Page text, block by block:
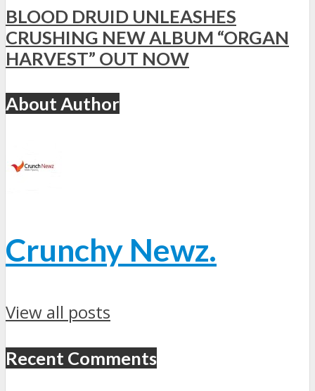
BLOOD DRUID UNLEASHES
CRUSHING NEW ALBUM “ORGAN
HARVEST” OUT NOW
About Author
Crunchy Newz.
View all posts
Recent Comments